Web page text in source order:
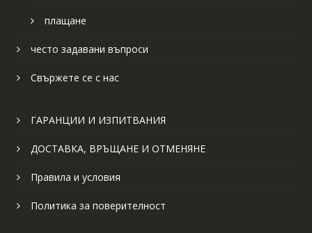
плащане
често задавани въпроси
Свържете се с нас
ГАРАНЦИИ И ИЗПИТВАНИЯ
ДОСТАВКА, ВРЪЩАНЕ И ОТМЕНЯНЕ
Правила и условия
Политика за поверителност